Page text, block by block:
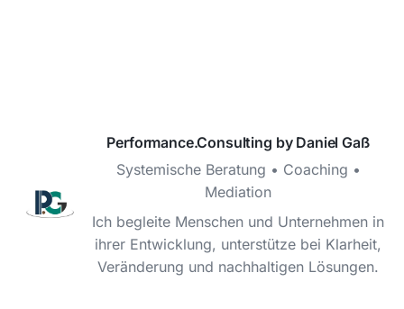
Performance.Consulting by Daniel Gaß
Systemische Beratung • Coaching •
Mediation
Ich begleite Menschen und Unternehmen in
ihrer Entwicklung, unterstütze bei Klarheit,
Veränderung und nachhaltigen Lösungen.